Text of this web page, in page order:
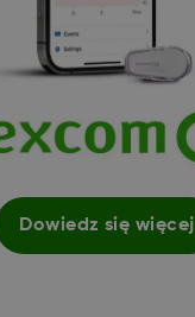
Dowiedz się więcej